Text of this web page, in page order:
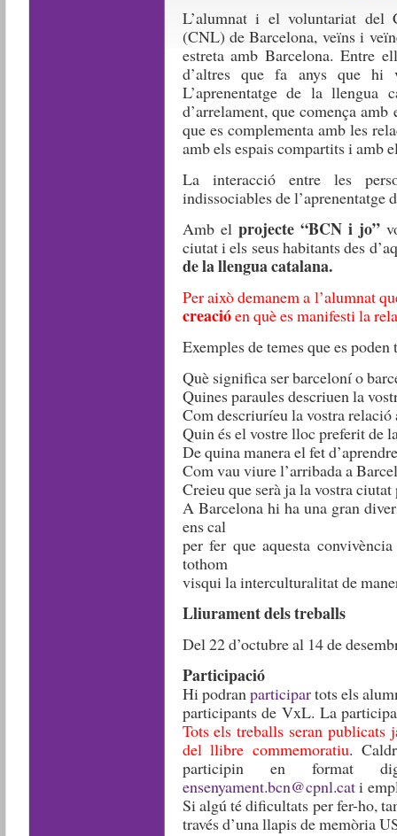
L’alumnat i el voluntariat del
(CNL) de Barcelona, veïns i
estreta amb Barcelona. Entre
d’altres que fa anys que
L’aprenentatge de la llengua
d’arrelament, que comença
que es complementa amb les
amb els espais compartits i amb
La interacció entre les
indissociables de l’aprenentatge
Amb el projecte “BCN i jo”
ciutat i els seus habitants des
de la llengua catalana.
Per això demanem a l’alumnat
creacióen què es manifesti la
Exemples de temes que es poden
Què significa ser barceloní o
Quines paraules descriuen la
Com descriuríeu la vostra relació
Quin és el vostre lloc preferit de
De quina manera el fet
Com vau viure l’arribada a
Creieu que serà ja la vostra ciutat
A Barcelona hi ha una gran
ens cal
per fer que aquesta
tothom
visqui la interculturalitat de
Lliurament dels treballs
Del 22 d’octubre al 14 de
Participació
Hi podranparticipartots els
participants de VxL. La
Tots els treballs seran
del llibre commemoratiu.
participin en format
ensenyament.bcn@cpnl.cati
Si algú té dificultats per fer-ho,
través d’una llapis de memòria